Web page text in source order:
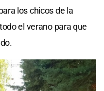
los chicos de la
el verano para que